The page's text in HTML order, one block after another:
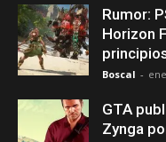
Rumor:
Horizon
Boscal -
GTA
Zynga